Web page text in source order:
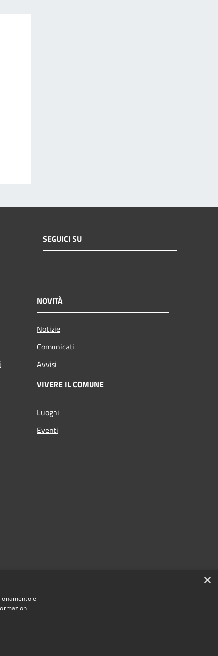
SEGUICI SU
NOVITÀ
Notizie
Comunicati
Avvisi
VIVERE IL COMUNE
Luoghi
Eventi
×
e